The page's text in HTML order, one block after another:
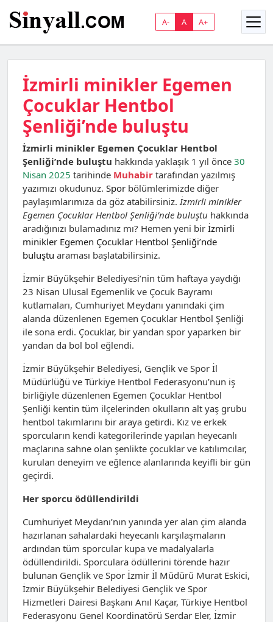
A- A A+
İzmirli minikler Egemen
Çocuklar Hentbol
Şenliği’nde buluştu
İzmirli minikler Egemen Çocuklar Hentbol
Şenliği’nde buluştu hakkında yaklaşık 1 yıl önce 30
Nisan 2025 tarihinde Muhabir tarafından yazılmış
yazımızı okudunuz. Spor bölümlerimizde diğer
paylaşımlarımıza da göz atabilirsiniz.İzmirli minikler
Egemen Çocuklar Hentbol Şenliği’nde buluştu hakkında
aradığınızı bulamadınız mı? Hemen yeni bir İzmirli
minikler Egemen Çocuklar Hentbol Şenliği’nde
buluştu araması başlatabilirsiniz.
İzmir Büyükşehir Belediyesi’nin tüm haftaya yaydığı
23 Nisan Ulusal Egemenlik ve Çocuk Bayramı
kutlamaları, Cumhuriyet Meydanı yanındaki çim
alanda düzenlenen Egemen Çocuklar Hentbol Şenliği
ile sona erdi. Çocuklar, bir yandan spor yaparken bir
yandan da bol bol eğlendi.
İzmir Büyükşehir Belediyesi, Gençlik ve Spor İl
Müdürlüğü ve Türkiye Hentbol Federasyonu’nun iş
birliğiyle düzenlenen Egemen Çocuklar Hentbol
Şenliği kentin tüm ilçelerinden okulların alt yaş grubu
hentbol takımlarını bir araya getirdi. Kız ve erkek
sporcuların kendi kategorilerinde yapılan heyecanlı
maçlarına sahne olan şenlikte çocuklar ve katılımcılar,
kurulan deneyim ve eğlence alanlarında keyifli bir gün
geçirdi.
Her sporcu ödüllendirildi
Cumhuriyet Meydanı’nın yanında yer alan çim alanda
hazırlanan sahalardaki heyecanlı karşılaşmaların
ardından tüm sporcular kupa ve madalyalarla
ödüllendirildi. Sporculara ödüllerini törende hazır
bulunan Gençlik ve Spor İzmir İl Müdürü Murat Eskici,
İzmir Büyükşehir Belediyesi Gençlik ve Spor
Hizmetleri Dairesi Başkanı Anıl Kaçar, Türkiye Hentbol
Federasyonu Genel Koordinatörü Serdar Eler, İzmir